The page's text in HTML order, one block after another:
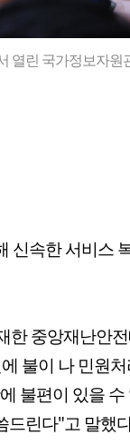
열린 국가정보자원
신속한 서비스
한 중앙재난안
불이 나 민원
불편이 있을 수
드린다"고 말했